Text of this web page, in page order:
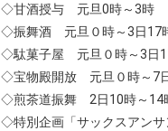
◇甘酒授与 元旦0時～3時
◇振舞酒 元旦０時～3日17
◇駄菓子屋 元旦０時～3日
◇宝物殿開放 元旦０時～7
◇煎茶道振舞 2日10時～14
◇特別企画「サックスアン